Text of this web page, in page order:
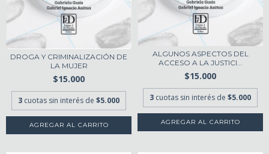
DROGA Y CRIMINALIZACIÓN DE
LA MUJER
$15.000
3 cuotas sin interés de $5.000
ALGUNOS ASPECTOS DEL
ACCESO A LA JUSTICI...
$15.000
3 cuotas sin interés de $5.000